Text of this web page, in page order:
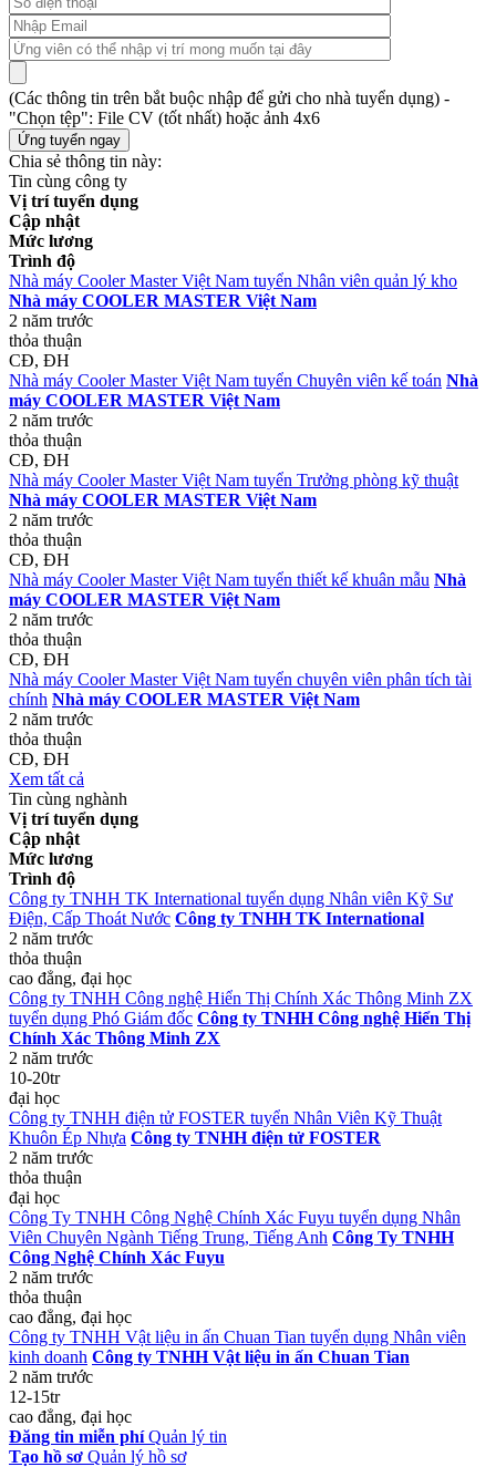
(Các thông tin trên bắt buộc nhập để gửi cho nhà tuyển dụng) -
"Chọn tệp": File CV (tốt nhất) hoặc ảnh 4x6
Chia sẻ thông tin này:
Tin cùng công ty
Vị trí tuyển dụng
Cập nhật
Mức lương
Trình độ
Nhà máy Cooler Master Việt Nam tuyển Nhân viên quản lý kho
Nhà máy COOLER MASTER Việt Nam
2 năm trước
thỏa thuận
CĐ, ĐH
Nhà máy Cooler Master Việt Nam tuyển Chuyên viên kế toán Nhà
máy COOLER MASTER Việt Nam
2 năm trước
thỏa thuận
CĐ, ĐH
Nhà máy Cooler Master Việt Nam tuyển Trưởng phòng kỹ thuật
Nhà máy COOLER MASTER Việt Nam
2 năm trước
thỏa thuận
CĐ, ĐH
Nhà máy Cooler Master Việt Nam tuyển thiết kế khuân mẫu Nhà
máy COOLER MASTER Việt Nam
2 năm trước
thỏa thuận
CĐ, ĐH
Nhà máy Cooler Master Việt Nam tuyển chuyên viên phân tích tài
chính Nhà máy COOLER MASTER Việt Nam
2 năm trước
thỏa thuận
CĐ, ĐH
Xem tất cả
Tin cùng nghành
Vị trí tuyển dụng
Cập nhật
Mức lương
Trình độ
Công ty TNHH TK International tuyển dụng Nhân viên Kỹ Sư
Điện, Cấp Thoát Nước Công ty TNHH TK International
2 năm trước
thỏa thuận
cao đẳng, đại học
Công ty TNHH Công nghệ Hiển Thị Chính Xác Thông Minh ZX
tuyển dụng Phó Giám đốc Công ty TNHH Công nghệ Hiển Thị
Chính Xác Thông Minh ZX
2 năm trước
10-20tr
đại học
Công ty TNHH điện tử FOSTER tuyển Nhân Viên Kỹ Thuật
Khuôn Ép Nhựa Công ty TNHH điện tử FOSTER
2 năm trước
thỏa thuận
đại học
Công Ty TNHH Công Nghệ Chính Xác Fuyu tuyển dụng Nhân
Viên Chuyên Ngành Tiếng Trung, Tiếng Anh Công Ty TNHH
Công Nghệ Chính Xác Fuyu
2 năm trước
thỏa thuận
cao đẳng, đại học
Công ty TNHH Vật liệu in ấn Chuan Tian tuyển dụng Nhân viên
kinh doanh Công ty TNHH Vật liệu in ấn Chuan Tian
2 năm trước
12-15tr
cao đẳng, đại học
Đăng tin miễn phí Quản lý tin
Tạo hồ sơ Quản lý hồ sơ